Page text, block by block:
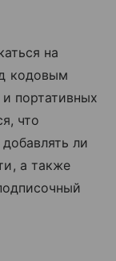
на
кодовым
портативных
что
ли
а также